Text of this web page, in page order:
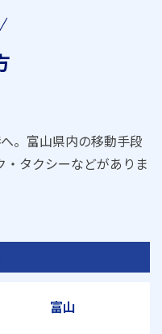
。富山県内の移動手段
タクシーなどがありま
富山